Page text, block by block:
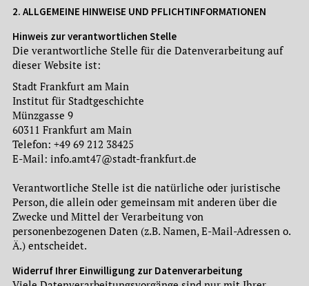
2. ALLGEMEINE HINWEISE UND PFLICHTINFORMATIONEN
Hinweis zur verantwortlichen Stelle
Die verantwortliche Stelle für die Datenverarbeitung auf
dieser Website ist:
Stadt Frankfurt am Main
Institut für Stadtgeschichte
Münzgasse 9
60311 Frankfurt am Main
Telefon: +49 69 212 38425
E-Mail: info.amt47@stadt-frankfurt.de
Verantwortliche Stelle ist die natürliche oder juristische
Person, die allein oder gemeinsam mit anderen über die
Zwecke und Mittel der Verarbeitung von
personenbezogenen Daten (z.B. Namen, E-Mail-Adressen o.
Ä.) entscheidet.
Widerruf Ihrer Einwilligung zur Datenverarbeitung